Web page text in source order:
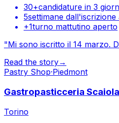
30+candidature in 3
5settimane
+1turno mattutino aperto
"Mi sono iscritto il 14 marzo.
Read the story→
Pastry Shop·Piedmont
Gastropasticceria Scaiola
Torino